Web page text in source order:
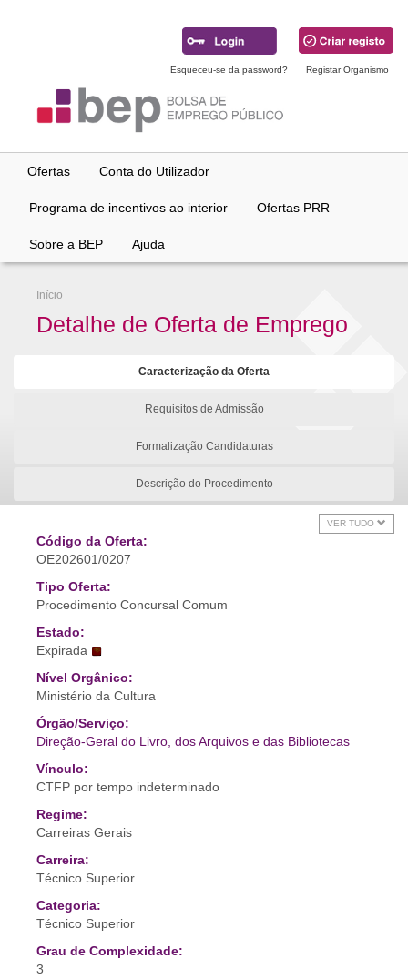
Esqueceu-se da password? Registar Organismo
Ofertas Conta do Utilizador
Programa de incentivos ao interior Ofertas PRR
Sobre a BEP Ajuda
Início
Detalhe de Oferta de Emprego
Caracterização da Oferta
Requisitos de Admissão
Formalização Candidaturas
Descrição do Procedimento
VER TUDO
Código da Oferta:
OE202601/0207
Tipo Oferta:
Procedimento Concursal Comum
Estado:
Expirada
Nível Orgânico:
Ministério da Cultura
Órgão/Serviço:
Direção-Geral do Livro, dos Arquivos e das Bibliotecas
Vínculo:
CTFP por tempo indeterminado
Regime:
Carreiras Gerais
Carreira:
Técnico Superior
Categoria:
Técnico Superior
Grau de Complexidade:
3